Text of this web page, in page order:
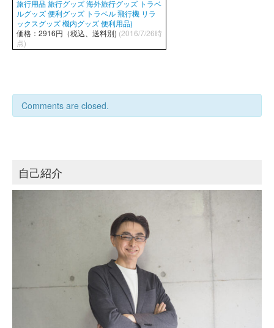
旅行用品 旅行グッズ 海外旅行グッズ トラベ
ルグッズ 便利グッズ トラベル 飛行機 リラ
ックスグッズ 機内グッズ 便利用品)
価格：2916円（税込、送料別) (2016/7/26時
点)
Comments are closed.
自己紹介